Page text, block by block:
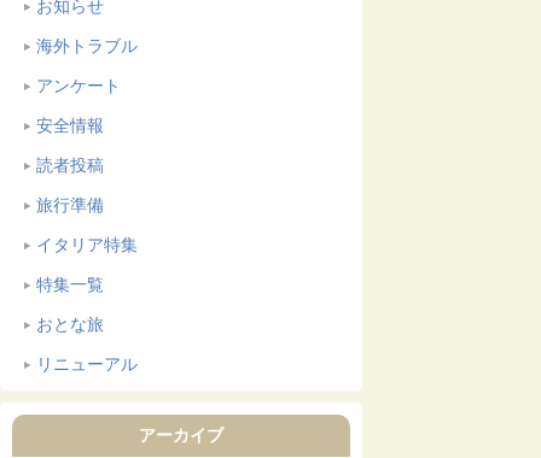
お知らせ
海外トラブル
アンケート
安全情報
読者投稿
旅行準備
イタリア特集
特集一覧
おとな旅
リニューアル
アーカイブ